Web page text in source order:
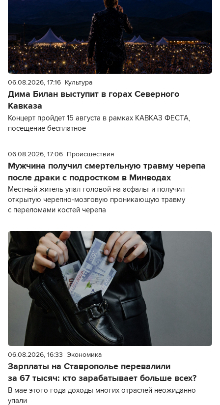
06.08.2026, 17:16 Культура
Дима Билан выступит в горах Северного
Кавказа
Концерт пройдет 15 августа в рамках КАВКАЗ ФЕСТА,
посещение бесплатное
06.08.2026, 17:06 Происшествия
Мужчина получил смертельную травму черепа
после драки с подростком в Минводах
Местный житель упал головой на асфальт и получил
открытую черепно-мозговую проникающую травму
с переломами костей черепа
06.08.2026, 16:33 Экономика
Зарплаты на Ставрополье перевалили
за 67 тысяч: кто зарабатывает больше всех?
В мае этого года доходы многих отраслей неожиданно
упали